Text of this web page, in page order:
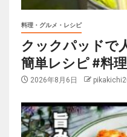
料理・グルメ・レシピ
クックパッドで
簡単レシピ #料
2026年8月6日